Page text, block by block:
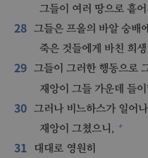
그들이 여러 땅으로 흩
28 그들은 프올의 바알 숭배
죽은 것들에게 바친 희
29 그들이 그러한 행동으로
재앙이 그들 가운데 들
30 그러나 비느하스가 일어
재앙이 그쳤으니, +
31
대대로 영원히